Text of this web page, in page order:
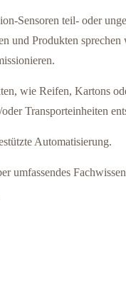
Sensoren teil- oder
und Produkten
wie Reifen, Kartons
Transporteinheiten
Automatisierung.
umfassendes